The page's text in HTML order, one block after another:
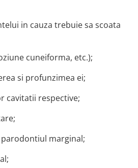
in cauza trebuie sa scoata
cuneiforma, etc.);
si profunzimea ei;
cavitatii respective;
marginal;